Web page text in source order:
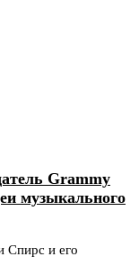
Grammy
музыкального
Спирс и его